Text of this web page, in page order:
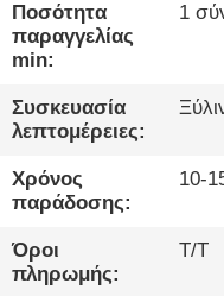
ΠΟΙΟΤΙΚΌΣ
ΈΛΕΓΧΟΣ
ΜΑΖΊ
ΜΑΣ
Ποσότητα
παραγγελίας
min:
1
Συσκευασία
λεπτομέρειες:
Χρόνος
παράδοσης:
10-
Όροι
πληρωμής:
T/T